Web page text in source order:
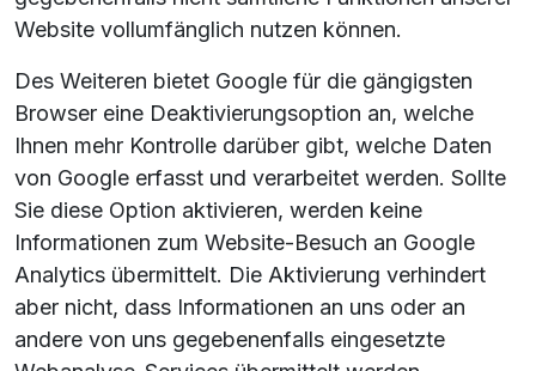
Website vollumfänglich nutzen können.
Des Weiteren bietet Google für die gängigsten
Browser eine Deaktivierungsoption an, welche
Ihnen mehr Kontrolle darüber gibt, welche Daten
von Google erfasst und verarbeitet werden. Sollte
Sie diese Option aktivieren, werden keine
Informationen zum Website-Besuch an Google
Analytics übermittelt. Die Aktivierung verhindert
aber nicht, dass Informationen an uns oder an
andere von uns gegebenenfalls eingesetzte